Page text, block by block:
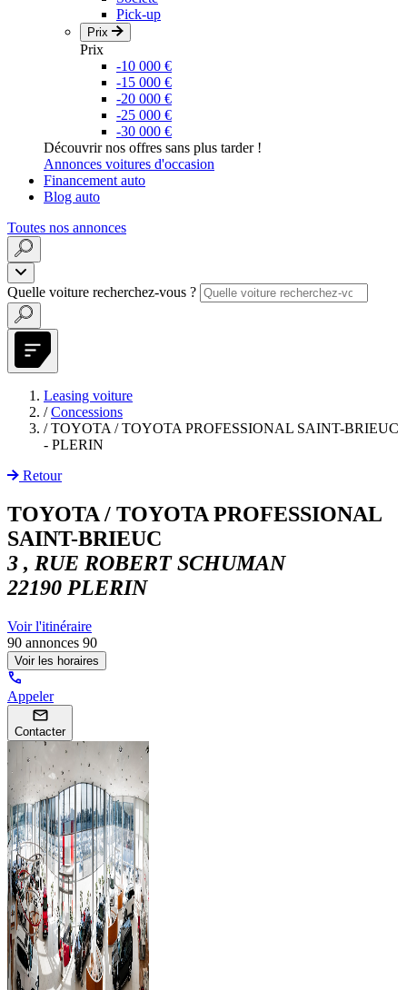
Pick-up
Prix
Prix
-10 000 €
-15 000 €
-20 000 €
-25 000 €
-30 000 €
Découvrir nos offres sans plus tarder !
Annonces voitures d'occasion
Financement auto
Blog auto
Toutes nos annonces
Quelle voiture recherchez-vous ?
Leasing voiture
/ Concessions
/ TOYOTA / TOYOTA PROFESSIONAL SAINT-BRIEUC
- PLERIN
Retour
TOYOTA / TOYOTA PROFESSIONAL
SAINT-BRIEUC
3 , RUE ROBERT SCHUMAN
22190 PLERIN
Voir l'itinéraire
90 annonces 90
Voir les horaires
Appeler
Contacter